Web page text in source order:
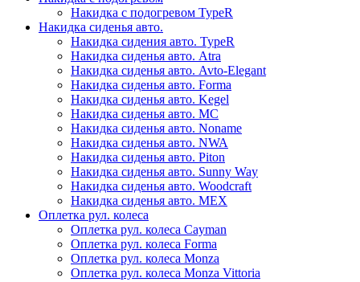
Накидка с подогревом TypeR
Накидка сиденья авто.
Накидка сидения авто. TypeR
Накидка сиденья авто. Atra
Накидка сиденья авто. Avto-Elegant
Накидка сиденья авто. Forma
Накидка сиденья авто. Kegel
Накидка сиденья авто. MC
Накидка сиденья авто. Noname
Накидка сиденья авто. NWA
Накидка сиденья авто. Piton
Накидка сиденья авто. Sunny Way
Накидка сиденья авто. Woodcraft
Накидка сиденья авто. МЕХ
Оплетка рул. колеса
Оплетка рул. колеса Cayman
Оплетка рул. колеса Forma
Оплетка рул. колеса Monza
Оплетка рул. колеса Monza Vittoria